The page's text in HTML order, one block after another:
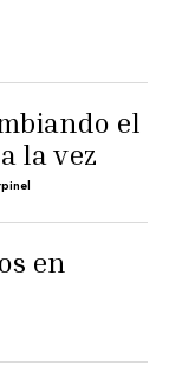
el
la vez
en